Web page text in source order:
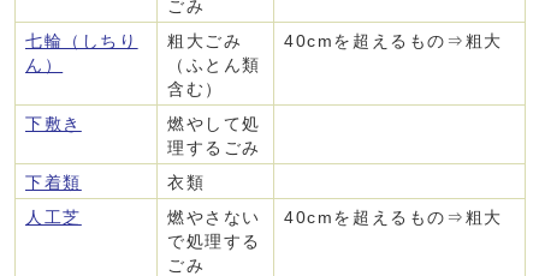
ごみ
七輪（しちり
ん）
粗大ごみ
（ふとん類
含む）
40cmを超えるもの⇒粗大
下敷き
燃やして処
理するごみ
下着類
衣類
人工芝
燃やさない
で処理する
ごみ
40cmを超えるもの⇒粗大